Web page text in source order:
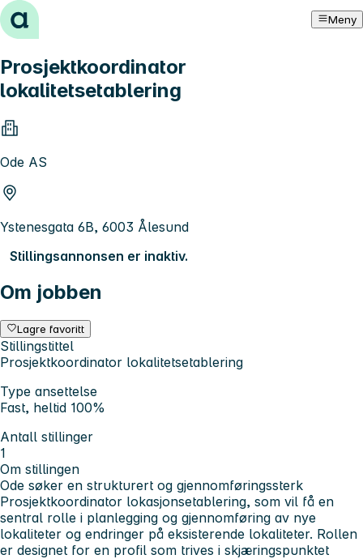
Hopp til innhold Meny
Prosjektkoordinator
lokalitetsetablering
Ode AS
Ystenesgata 6B, 6003 Ålesund
Stillingsannonsen er inaktiv.
Om jobben
Lagre favoritt
Stillingstittel
Prosjektkoordinator lokalitetsetablering
Type ansettelse
Fast, heltid 100%
Antall stillinger
1
Om stillingen
Ode søker en strukturert og gjennomføringssterk
Prosjektkoordinator lokasjonsetablering, som vil få en
sentral rolle i planlegging og gjennomføring av nye
lokaliteter og endringer på eksisterende lokaliteter. Rollen
er designet for en profil som trives i skjæringspunktet